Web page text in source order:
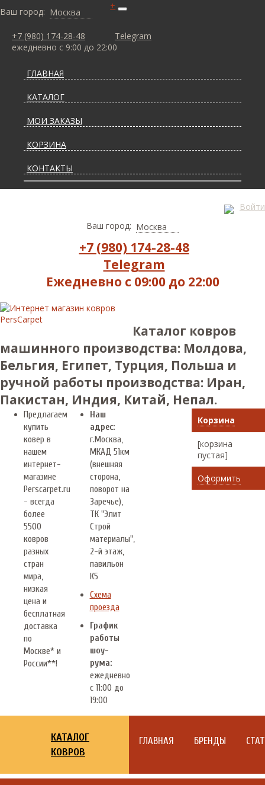
Ваш город: Москва
+7 (980) 174-28-48
Telegram
ежедневно с 9:00 до 22:00
+
ГЛАВНАЯ
КАТАЛОГ
МОИ ЗАКАЗЫ
КОРЗИНА
КОНТАКТЫ
ДОСТАВКА И ОПЛАТА
Войти
Ваш город: Москва
+7 (980) 174-28-48
Telegram
Ежедневно с 09:00 до 22:00
Каталог ковров
машинного производства: Молдова,
Бельгия, Египет, Турция, Польша и
ручной работы производства: Иран,
Пакистан, Индия, Китай, Непал.
Предлагаем
купить
ковер в
нашем
интернет-
магазине
Perscarpet.ru
- всегда
более
5500
ковров
разных
стран
мира,
низкая
цена и
бесплатная
доставка
по
Москве* и
России**!
Наш
адрес:
г.Москва
МКАД 51км
(внешняя
сторона,
поворот на
Заречье),
ТК "Элит
Строй
материалы",
2-й этаж,
павильон
К5
Схема
проезда
График
работы
шоу-
рума:
ежедневно
с 11:00 до
19:00
Корзина
[корзина
пустая]
Оформить
КАТАЛОГ
КОВРОВ
ГЛАВНАЯ БРЕНДЫ